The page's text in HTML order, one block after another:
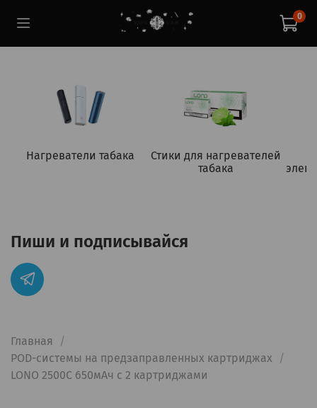
0
Нагреватели табака
Стики для нагревателей
табака
Главная
POD-системы на предзаправленных картриджах
LONO 2500C 650мАч с 2 картриджами
Пиши и подписывайся